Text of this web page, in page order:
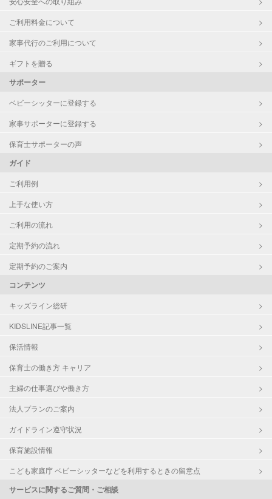
ご利用料金について
家事代行のご利用について
ギフトを贈る
サポーター
ベビーシッターに登録する
家事サポーターに登録する
保育士サポーターの声
ガイド
ご利用例
上手な使い方
ご利用の流れ
定期予約の流れ
定期予約のご案内
コンテンツ
キッズライン総研
KIDSLINE記事一覧
保活情報
保育士の働き方 キャリア
主婦の仕事選びや働き方
法人プランのご案内
ガイドライン遵守状況
保育施設情報
こども家庭庁 ベビーシッターなどを利用するときの留意点
サービスに関するご質問・ご相談